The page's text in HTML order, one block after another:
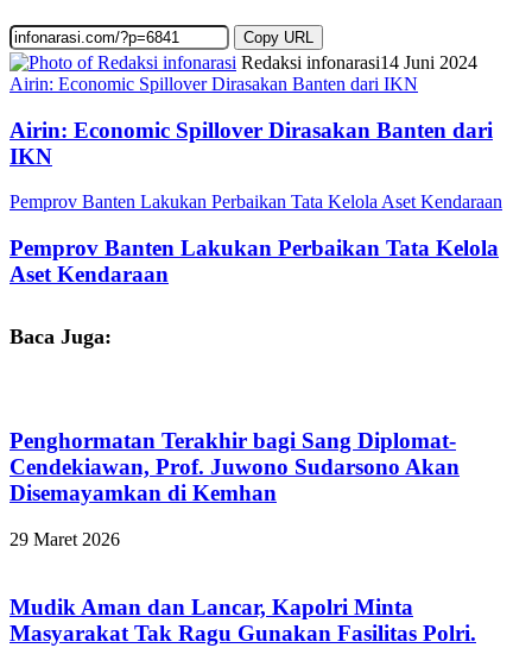
Copy URL
Redaksi infonarasi14 Juni 2024
Airin: Economic Spillover Dirasakan Banten dari IKN
Airin: Economic Spillover Dirasakan Banten dari
IKN
Pemprov Banten Lakukan Perbaikan Tata Kelola Aset Kendaraan
Pemprov Banten Lakukan Perbaikan Tata Kelola
Aset Kendaraan
Baca Juga:
Penghormatan Terakhir bagi Sang Diplomat-
Cendekiawan, Prof. Juwono Sudarsono Akan
Disemayamkan di Kemhan
29 Maret 2026
Mudik Aman dan Lancar, Kapolri Minta
Masyarakat Tak Ragu Gunakan Fasilitas Polri.